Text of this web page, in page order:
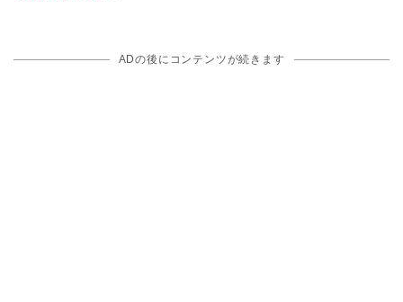
ADの後にコンテンツが続きます